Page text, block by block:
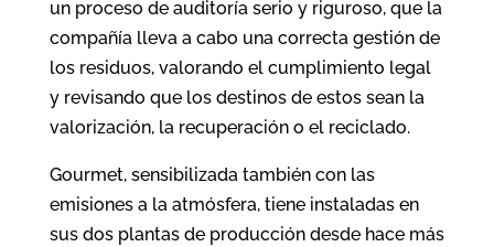
un proceso de auditoría serio y riguroso, que la
compañía lleva a cabo una correcta gestión de
los residuos, valorando el cumplimiento legal
y revisando que los destinos de estos sean la
valorización, la recuperación o el reciclado.
Gourmet, sensibilizada también con las
emisiones a la atmósfera, tiene instaladas en
sus dos plantas de producción desde hace más